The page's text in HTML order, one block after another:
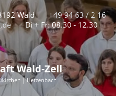
Wald
+49 94 63 / 2 16
Di + Fr: 08.30 - 12.30
Wald-Zell
| Hetzenbach